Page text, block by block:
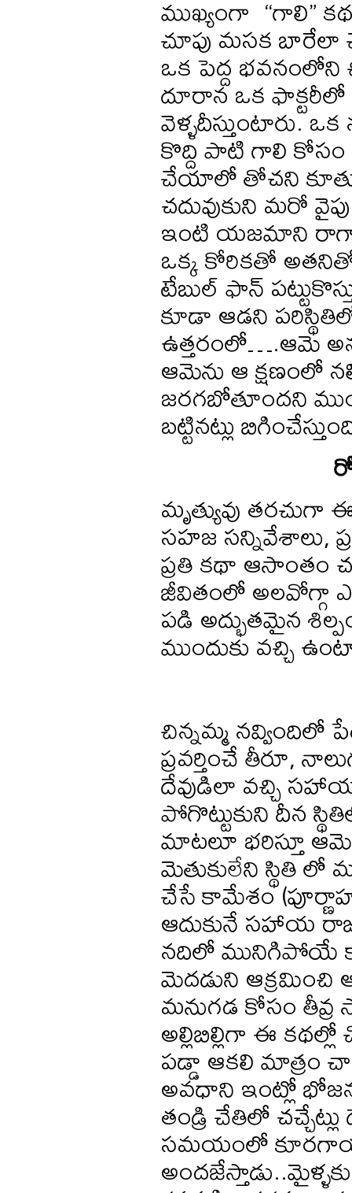
ముఖ్యంగా “గాలి”
చూపు మసక బారేలా
ఒక పెద్ద భవనంలోని
దూరాన ఒక ఫాక్టరీలో
వెళ్ళదీస్తుంటారు.
కొద్ది పాటి గాలి
చేయాలో తోచని
చదువుకుని మరో
ఇంటి యజమాని రాగా,
ఒక్క కోరికతో
టేబుల్ ఫాన్
కూడా ఆడని
ఉత్తరంలో….ఆమె
ఆమెను ఆ క్షణంలో
జరగబోతూందని
బట్టినట్లు
మృత్యువు తరచుగా
సహజ సన్నివేశాలు,
ప్రతి కథా ఆసాంతం
జీవితంలో అలవోగ్గా
పడి అద్భుతమైన
ముందుకు వచ్చి
చిన్నమ్మ నవ్విందిలో
ప్రవర్తించే తీరూ,
దేవుడిలా వచ్చి సహాయ
పోగొట్టుకుని దీన
మాటలూ భరిస్తూ
మెతుకులేని స్థితి లో
చేసే కామేశం
ఆదుకునే సహాయ
నదిలో మునిగిపోయే
మెదడుని ఆక్రమించి
మనుగడ కోసం
అల్లిబిల్లిగా ఈ
పడ్డా ఆకలి మాత్రం
అవధాని ఇంట్లో
తండ్రి చేతిలో
సమయంలో